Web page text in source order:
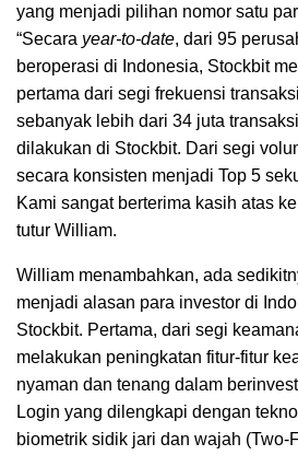
yang menjadi pilihan nomor satu
“Secara year-to-date, dari 95
beroperasi di Indonesia, Stockbit
pertama dari segi frekuensi
sebanyak lebih dari 34 juta
dilakukan di Stockbit. Dari segi
secara konsisten menjadi Top 5
Kami sangat berterima kasih atas
tutur William.
William menambahkan, ada
menjadi alasan para investor di
Stockbit. Pertama, dari segi
melakukan peningkatan fitur-fitur
nyaman dan tenang dalam
Login yang dilengkapi dengan
biometrik sidik jari dan wajah (Two-